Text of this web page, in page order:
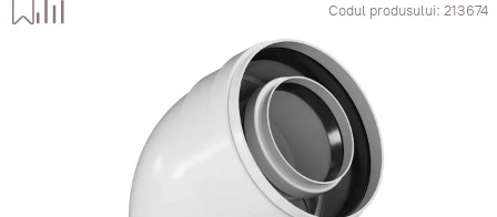
Codul produsului: 213674